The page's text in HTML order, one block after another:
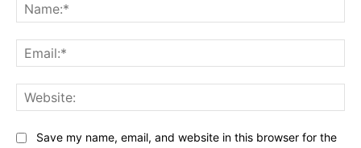
Save my name, email, and website in this browser for the